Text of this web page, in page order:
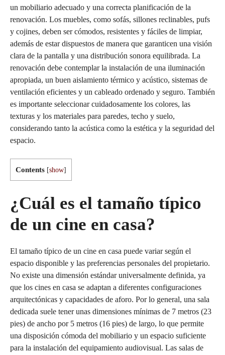
un mobiliario adecuado y una correcta planificación de la
renovación. Los muebles, como sofás, sillones reclinables, pufs
y cojines, deben ser cómodos, resistentes y fáciles de limpiar,
además de estar dispuestos de manera que garanticen una visión
clara de la pantalla y una distribución sonora equilibrada. La
renovación debe contemplar la instalación de una iluminación
apropiada, un buen aislamiento térmico y acústico, sistemas de
ventilación eficientes y un cableado ordenado y seguro. También
es importante seleccionar cuidadosamente los colores, las
texturas y los materiales para paredes, techo y suelo,
considerando tanto la acústica como la estética y la seguridad del
espacio.
Contents [show]
¿Cuál es el tamaño típico
de un cine en casa?
El tamaño típico de un cine en casa puede variar según el
espacio disponible y las preferencias personales del propietario.
No existe una dimensión estándar universalmente definida, ya
que los cines en casa se adaptan a diferentes configuraciones
arquitectónicas y capacidades de aforo. Por lo general, una sala
dedicada suele tener unas dimensiones mínimas de 7 metros (23
pies) de ancho por 5 metros (16 pies) de largo, lo que permite
una disposición cómoda del mobiliario y un espacio suficiente
para la instalación del equipamiento audiovisual. Las salas de